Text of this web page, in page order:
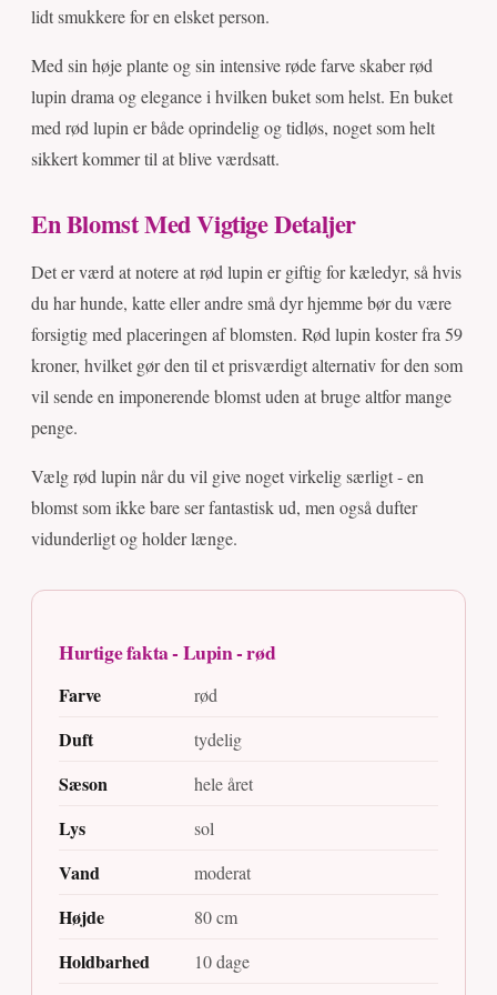
lidt smukkere for en elsket person.
Med sin høje plante og sin intensive røde farve skaber rød
lupin drama og elegance i hvilken buket som helst. En buket
med rød lupin er både oprindelig og tidløs, noget som helt
sikkert kommer til at blive værdsatt.
En Blomst Med Vigtige Detaljer
Det er værd at notere at rød lupin er giftig for kæledyr, så hvis
du har hunde, katte eller andre små dyr hjemme bør du være
forsigtig med placeringen af blomsten. Rød lupin koster fra 59
kroner, hvilket gør den til et prisværdigt alternativ for den som
vil sende en imponerende blomst uden at bruge altfor mange
penge.
Vælg rød lupin når du vil give noget virkelig særligt - en
blomst som ikke bare ser fantastisk ud, men også dufter
vidunderligt og holder længe.
Hurtige fakta - Lupin - rød
Farve rød
Duft tydelig
Sæson hele året
Lys sol
Vand moderat
Højde 80 cm
Holdbarhed 10 dage